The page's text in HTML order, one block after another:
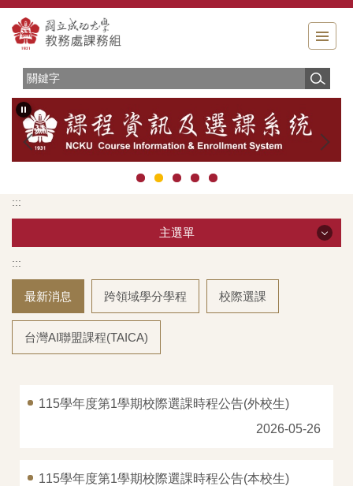
跳
到
主
區
:::
主選單
服務簡介
:::
最新消息 跨領域學分學程 校際選課
台灣AI聯盟課程(TAICA)
115學年度第1學期校際選課時程公告(外校生)
2026-05-26
115學年度第1學期校際選課時程公告(本校生)